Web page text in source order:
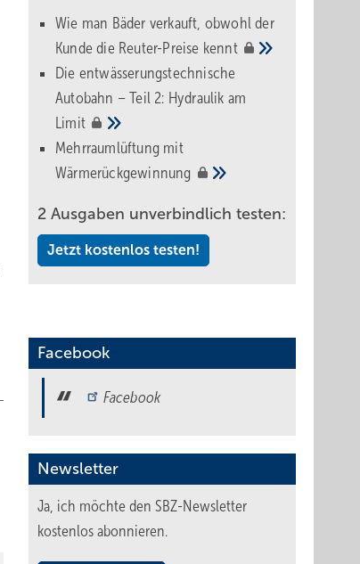
Wie man Bäder verkauft, obwohl der
Kunde die Reuter-Preise kennt
Die entwässerungstechnische
Autobahn – Teil 2: Hydraulik am
Limit
Mehrraumlüftung mit
Wärmerückgewinnung
2 Ausgaben unverbindlich testen:
Jetzt kostenlos testen!
Facebook
Facebook
Newsletter
Ja, ich möchte den SBZ-Newsletter
kostenlos abonnieren.